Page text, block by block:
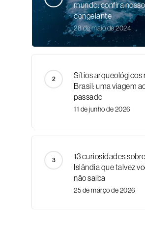
mundo: confira
congelante
28 de maio de 2024
Sítios arqueológicos
Brasil: uma viagem
passado
11 de junho de 2026
13 curiosidades
Islândia que talvez
não saiba
25 de março de 2026